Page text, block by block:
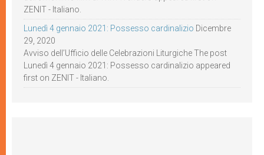
ZENIT - Italiano.
Lunedì 4 gennaio 2021: Possesso cardinalizio Dicembre
29, 2020
Avviso dell’Ufficio delle Celebrazioni Liturgiche The post
Lunedì 4 gennaio 2021: Possesso cardinalizio appeared
first on ZENIT - Italiano.